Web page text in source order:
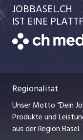
Festanstellungen
Temporäre Jobs
Lehrstellen
Ferienjobs
Schnittstelle
AGB
Impressum
Stellenmeldepflicht
Bewerber-Cockpit
jobbern.ch
zentraljob.ch
myjob.ch
jobzüri.ch
JOBBASEL.CH
IST EINE
Regionalität
Unser Motto “Dein
Produkte und
aus der Region Basel.